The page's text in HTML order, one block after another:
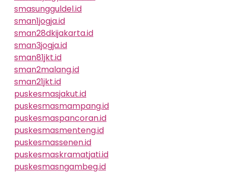
smasungguldel.id
sman1jogja.id
sman28dkijakarta.id
sman3jogja.id
sman81jkt.id
sman2malang.id
sman21jkt.id
puskesmasjakut.id
puskesmasmampang.id
puskesmaspancoran.id
puskesmasmenteng.id
puskesmassenen.id
puskesmaskramatjati.id
puskesmasngambeg.id